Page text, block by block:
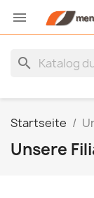

search
Startseite
Unsere